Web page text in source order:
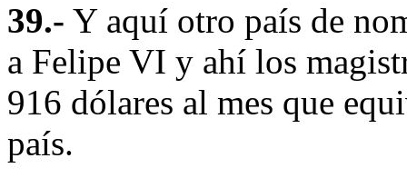
39.- Y aquí otro país de
a Felipe VI y ahí los
916 dólares al mes que
país.